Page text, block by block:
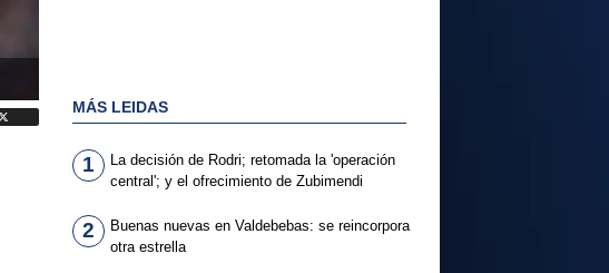
MÁS LEIDAS
1
La decisión de Rodri; retomada la 'operación
central'; y el ofrecimiento de Zubimendi
2
Buenas nuevas en Valdebebas: se reincorpora
otra estrella